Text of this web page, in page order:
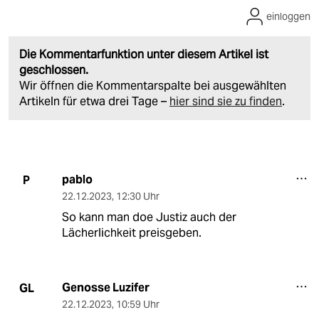
Die Kommentarfunktion unter diesem Artikel ist
geschlossen.
Wir öffnen die Kommentarspalte bei ausgewählten
Artikeln für etwa drei Tage – hier sind sie zu finden.
einloggen
P pablo
22.12.2023, 12:30 Uhr
So kann man doe Justiz auch der
Lächerlichkeit preisgeben.
GL Genosse Luzifer
22.12.2023, 10:59 Uhr